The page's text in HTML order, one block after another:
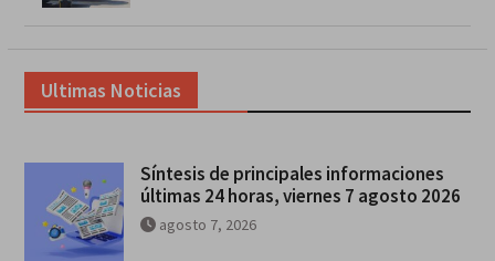
Ultimas Noticias
Síntesis de principales informaciones
últimas 24 horas, viernes 7 agosto 2026
agosto 7, 2026